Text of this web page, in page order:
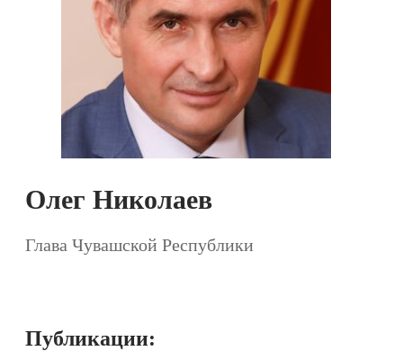
Олег Николаев
Глава Чувашской Республики
Публикации: